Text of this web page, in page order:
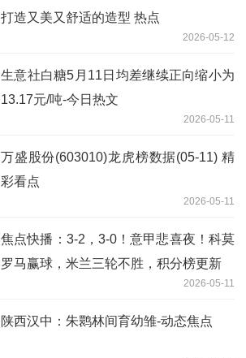
打造又美又舒适的造型 热点
2026-05-12
生意社白糖5月11日均差继续正向缩小为
13.17元/吨-今日热文
2026-05-11
万盛股份(603010)龙虎榜数据(05-11) 精
彩看点
2026-05-11
焦点快播：3-2，3-0！意甲悲喜夜！科莫
罗马赢球，米兰三轮不胜，积分榜更新
2026-05-11
陕西汉中：朱鹮林间育幼雏-动态焦点